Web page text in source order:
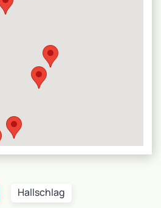
Hallschlag